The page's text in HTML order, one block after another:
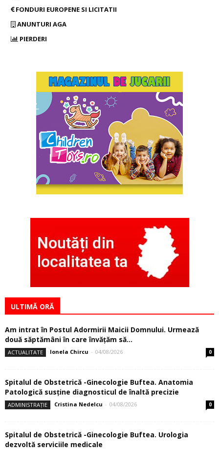
FONDURI EUROPENE SI LICITATII
ANUNTURI AGA
PIERDERI
ULTIMĂ ORĂ
Am intrat în Postul Adormirii Maicii Domnului. Urmează
două săptămâni în care învăţăm să...
ACTUALITATE Ionela Chircu - 04/08/2026 0
Spitalul de Obstetrică -Ginecologie Buftea. Anatomia
Patologică susţine diagnosticul de înaltă precizie
ADMINISTRAȚIE Cristina Nedelcu - 04/08/2026 0
Spitalul de Obstetrică -Ginecologie Buftea. Urologia
dezvoltă serviciile medicale